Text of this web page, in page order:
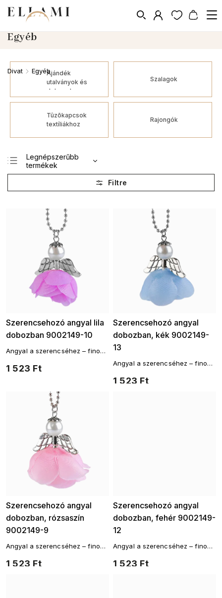
Divat / Egyéb
Egyéb
Ajándék
utalványok és
dobozok
Szalagok
Tûzõkapcsok
textíliákhoz
Rajongók
Legnépszerűbb
termékek
Legolcsóbb elöl
Legdrágább
ABC szerint
Szerencsehozó angyal lila
dobozban 9002149-10
1 523 Ft
Angyal a szerencséhez – finom
Szerencsehozó angyal
dobozban, kék 9002149-
13
1 523 Ft
Angyal a szerencséhez – finom
Szerencsehozó angyal
dobozban, rózsaszín
9002149-9
1 523 Ft
Angyal a szerencséhez – finom
Szerencsehozó angyal
dobozban, fehér 9002149-
12
1 523 Ft
Angyal a szerencséhez – finom